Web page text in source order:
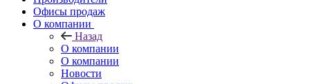
Офисы продаж
О компании
Назад
О компании
О компании
Новости